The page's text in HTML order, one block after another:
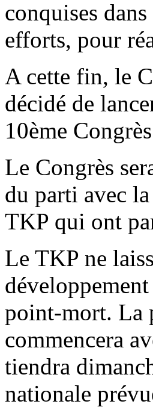
conquises
efforts, pour
A cette fin, le
décidé de
10ème
Le Congrès
du parti avec
TKP qui ont
Le TKP ne
point-mort. La
commencera
tiendra
nationale